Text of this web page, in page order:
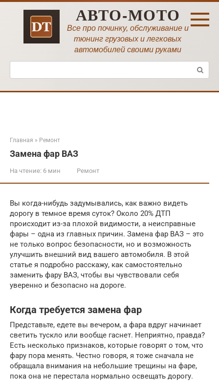
Перейти
АВТО-МОТО
Все про починку, обслуживание и
тюнинг грузовых и легковых
автомобилей своими руками
Поиск:
Главная » Ремонт
Замена фар ВАЗ
На чтение: 6 мин Ремонт
Вы когда-нибудь задумывались, как важно видеть
дорогу в темное время суток? Около 20% ДТП
происходит из-за плохой видимости, а неисправные
фары – одна из главных причин. Замена фар ВАЗ – это
не только вопрос безопасности, но и возможность
улучшить внешний вид вашего автомобиля. В этой
статье я подробно расскажу, как самостоятельно
заменить фару ВАЗ, чтобы вы чувствовали себя
уверенно и безопасно на дороге.
Когда требуется замена фар
Представьте, едете вы вечером, а фара вдруг начинает
светить тускло или вообще гаснет. Неприятно, правда?
Есть несколько признаков, которые говорят о том, что
фару пора менять. Честно говоря, я тоже сначала не
обращала внимания на небольшие трещины на фаре,
пока она не перестала нормально освещать дорогу.